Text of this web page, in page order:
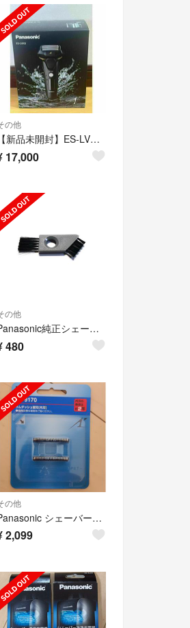
の他
【新品未開封】ES-LVK8 5枚刃 パナソニック ラムダッシュ 洗浄充電器付き
17,000
の他
Panasonic純正シェーバー掃除用ブラシ
480
の他
Panasonic シェーバー替刃 内刃 ES9170
2,099